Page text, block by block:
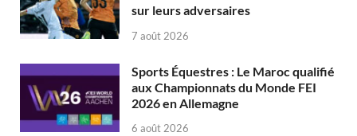
sur leurs adversaires
7 août 2026
Sports Équestres : Le Maroc qualifié
aux Championnats du Monde FEI
2026 en Allemagne
6 août 2026